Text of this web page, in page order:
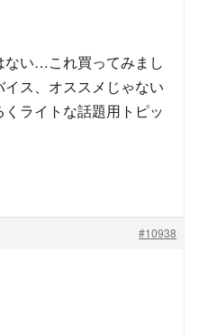
ない…これ買ってみまし
ス、オススメじゃない
ライトな話題用トピッ
#10938